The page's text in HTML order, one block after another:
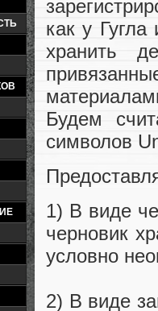
как у
хранить
Будем
символов
1) В виде
черновик
условно
2) В виде